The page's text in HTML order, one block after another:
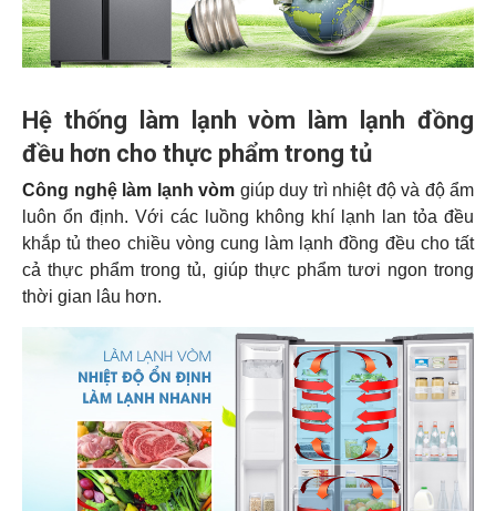
Hệ thống làm lạnh vòm làm lạnh đồng
đều hơn cho thực phẩm trong tủ
Công nghệ làm lạnh vòm giúp duy trì nhiệt độ và độ ẩm
luôn ổn định. Với các luồng không khí lạnh lan tỏa đều
khắp tủ theo chiều vòng cung làm lạnh đồng đều cho tất
cả thực phẩm trong tủ, giúp thực phẩm tươi ngon trong
thời gian lâu hơn.